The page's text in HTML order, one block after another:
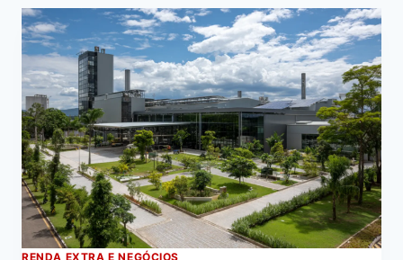
RENDA EXTRA E NEGÓCIOS